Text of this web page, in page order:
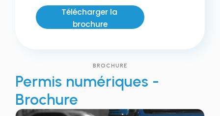
BROCHURE
Permis numériques -
Brochure